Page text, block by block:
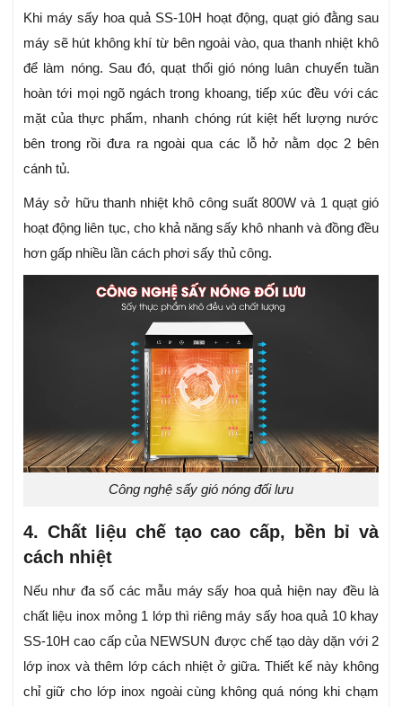
Khi máy sấy hoa quả SS-10H hoạt động, quạt gió đằng sau
máy sẽ hút không khí từ bên ngoài vào, qua thanh nhiệt khô
để làm nóng. Sau đó, quạt thổi gió nóng luân chuyển tuần
hoàn tới mọi ngõ ngách trong khoang, tiếp xúc đều với các
mặt của thực phẩm, nhanh chóng rút kiệt hết lượng nước
bên trong rồi đưa ra ngoài qua các lỗ hở nằm dọc 2 bên
cánh tủ.
Máy sở hữu thanh nhiệt khô công suất 800W và 1 quạt gió
hoạt động liên tục, cho khả năng sấy khô nhanh và đồng đều
hơn gấp nhiều lần cách phơi sấy thủ công.
Công nghệ sấy gió nóng đối lưu
4. Chất liệu chế tạo cao cấp, bền bỉ và
cách nhiệt
Nếu như đa số các mẫu máy sấy hoa quả hiện nay đều là
chất liệu inox mỏng 1 lớp thì riêng máy sấy hoa quả 10 khay
SS-10H cao cấp của NEWSUN được chế tạo dày dặn với 2
lớp inox và thêm lớp cách nhiệt ở giữa. Thiết kế này không
chỉ giữ cho lớp inox ngoài cùng không quá nóng khi chạm